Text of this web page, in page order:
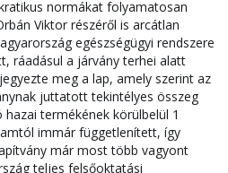
normákat folyamatosan
Viktor részéről is arcátlan
egészségügyi rendszere
ráadásul a járvány terhei alatt
meg a lap, amely szerint az
juttatott tekintélyes összeg
termékének körülbelül 1
immár függetlenített, így
már most több vagyont
teljes felsőoktatási